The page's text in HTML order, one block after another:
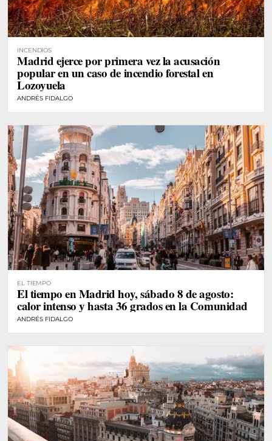
INCENDIOS
Madrid ejerce por primera vez la acusación
popular en un caso de incendio forestal en
Lozoyuela
ANDRÉS FIDALGO
EL TIEMPO
El tiempo en Madrid hoy, sábado 8 de agosto:
calor intenso y hasta 36 grados en la Comunidad
ANDRÉS FIDALGO